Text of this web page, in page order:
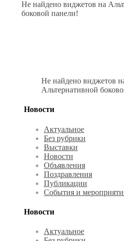
Не найдено виджетов на
боковой панели!
Не найдено виджетов
Альтернативной
Новости
Актуальное
Без рубрики
Выставки
Новости
Объявления
Поздравления
Публикации
События и
Новости
Актуальное